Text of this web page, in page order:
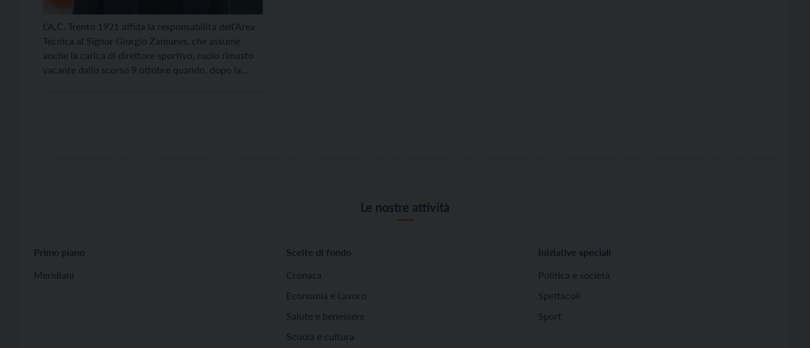
L’A.C. Trento 1921 affida la responsabilità dell’Area
Tecnica al Signor Giorgio Zamuner, che assume
anche la carica di direttore sportivo, ruolo rimasto
vacante dallo scorso 9 ottobre quando, dopo la
Le nostre attività
Primo piano
Meridiani
Scelte di fondo
Cronaca
Economia e Lavoro
Salute e benessere
Scuola e cultura
Iniziative speciali
Politica e società
Spettacoli
Sport